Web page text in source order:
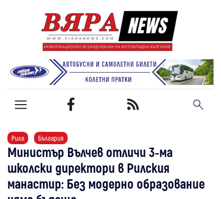
Рила България
Министър Вълчев отличи 3-ма
школски директори в Рилския
манастир: Без модерно образование